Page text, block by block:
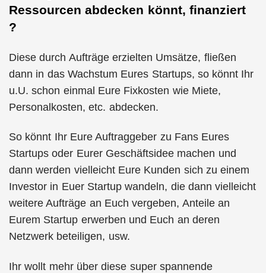
Ressourcen abdecken könnt, finanziert
?
Diese durch Aufträge erzielten Umsätze, fließen
dann in das Wachstum Eures Startups, so könnt Ihr
u.U. schon einmal Eure Fixkosten wie Miete,
Personalkosten, etc. abdecken.
So könnt Ihr Eure Auftraggeber zu Fans Eures
Startups oder Eurer Geschäftsidee machen und
dann werden vielleicht Eure Kunden sich zu einem
Investor in Euer Startup wandeln, die dann vielleicht
weitere Aufträge an Euch vergeben, Anteile an
Eurem Startup erwerben und Euch an deren
Netzwerk beteiligen, usw.
Ihr wollt mehr über diese super spannende